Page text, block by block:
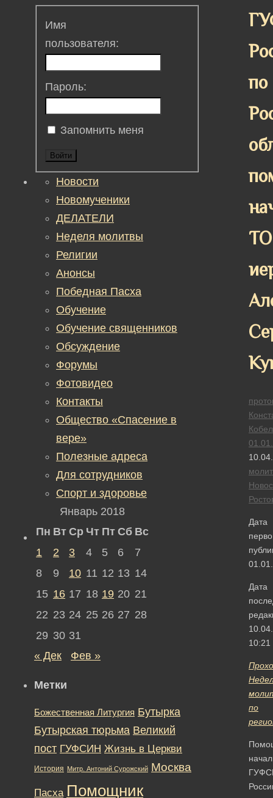
по
Дата
Дата
10:21
по
Имя
пользователя:
Пароль:
Запомнить меня
Войти
Новости
Новомученики
ДЕЛАТЕЛИ
Неделя молитвы
Религии
Анонсы
Победная Пасха
Обучение
Обучение священников
Обсуждение
Форумы
Фотовидео
Контакты
Общество «Спасение в
вере»
Полезные адреса
Для сотрудников
Спорт и здоровье
Январь 2018
Пн Вт Ср Чт Пт Сб Вс
1
2 3 4 5 6
7
8
9 10 11 12 13 14
15 16 17 18 19 20 21
22 23 24 25 26 27 28
29 30 31
« Дек
Фев »
Метки
Божественная Литургия Бутырка
Бутырская тюрьма Великий
пост ГУФСИН Жизнь в Церкви
История Митр. Антоний Сурожский Москва
Пасха Помощник